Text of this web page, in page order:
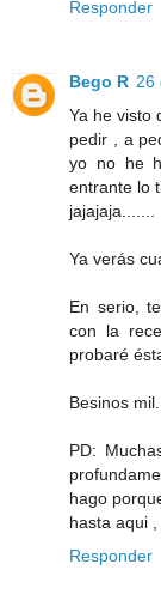
Responder
Bego R 26
Ya he visto
pedir , a
yo no he
entrante lo
jajajaja.......
Ya verás
En serio,
con la
probaré
Besinos mil.
PD:
hago
hasta aqui
Responder